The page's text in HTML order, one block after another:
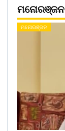
ମନୋରଞ୍ଜନ
ମନୋରଞ୍ଜନ